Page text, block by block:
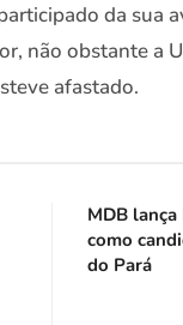
da sua
não obstante a
afastado.
MDB lança
como
do Pará